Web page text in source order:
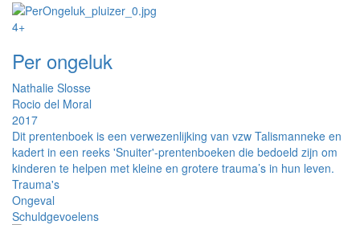
4+
Per ongeluk
Nathalie Slosse
Rocio del Moral
2017
Dit prentenboek is een verwezenlijking van vzw Talismanneke en
kadert in een reeks 'Snuiter'-prentenboeken die bedoeld zijn om
kinderen te helpen met kleine en grotere trauma’s in hun leven.
Trauma's
Ongeval
Schuldgevoelens